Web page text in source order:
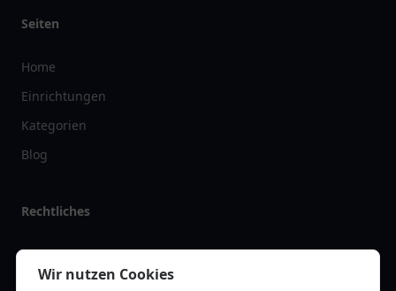
Seiten
Home
Einrichtungen
Kategorien
Blog
Rechtliches
Impressum
Datenschutz
Wir nutzen Cookies